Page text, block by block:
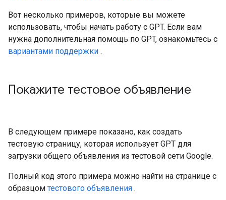
Вот несколько примеров, которые вы можете
использовать, чтобы начать работу с GPT. Если вам
нужна дополнительная помощь по GPT, ознакомьтесь с
вариантами поддержки .
Покажите тестовое объявление
В следующем примере показано, как создать
тестовую страницу, которая использует GPT для
загрузки общего объявления из тестовой сети Google.
Полный код этого примера можно найти на странице с
образцом тестового объявления .